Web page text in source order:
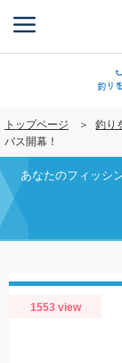
ン
ツ
移
動
釣り
トップページ 釣り
バス開幕！
あなたのフィッシ
1553 view